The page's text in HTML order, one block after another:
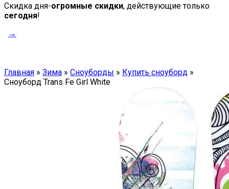
Скидка дня-огромные скидки, действующие только
сегодня!
→
Главная » Зима » Сноуборды » Купить сноуборд »
Сноуборд Trans Fe Girl White